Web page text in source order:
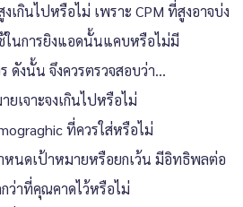
เกินไปหรือไม่ เพราะ CPM ที่สูงอาจบ่ง
ในการยิงแอดนั้นแคบหรือไม่มี
ดังนั้น จึงควรตรวจสอบว่า…
เจาะจงเกินไปหรือไม่
ที่ควรใส่หรือไม่
นดเป้าหมายหรือยกเว้น มีอิทธิพลต่อ
ว่าที่คุณคาดไว้หรือไม่